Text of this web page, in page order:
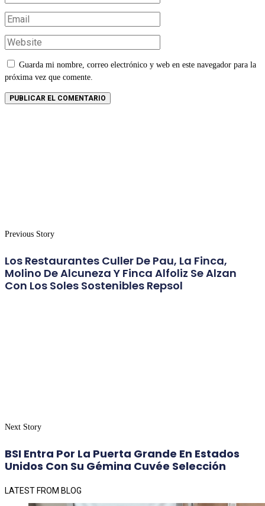
Guarda mi nombre, correo electrónico y web en este navegador para la
próxima vez que comente.
Previous Story
Los Restaurantes Culler De Pau, La Finca,
Molino De Alcuneza Y Finca Alfoliz Se Alzan
Con Los Soles Sostenibles Repsol
Next Story
BSI Entra Por La Puerta Grande En Estados
Unidos Con Su Gémina Cuvée Selección
LATEST FROM BLOG